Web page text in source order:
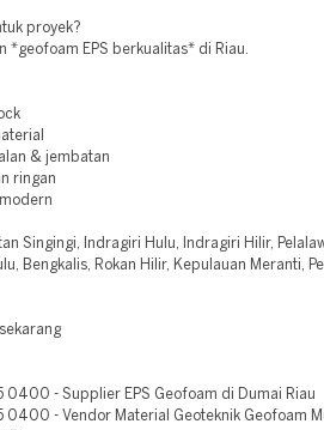
proyek?
*geofoam EPS berkualitas* di Riau.
& jembatan
ringan
Singingi, Indragiri Hulu, Indragiri Hilir,
Bengkalis, Rokan Hilir, Kepulauan Meranti,
0400 - Supplier EPS Geofoam di Dumai Riau
0400 - Vendor Material Geoteknik Geofoam